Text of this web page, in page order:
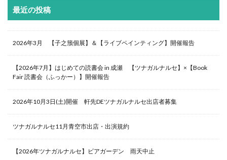
最近の投稿
2026年3月 【子之籏個展】＆【ライブペインティング】開催報告
【2026年7月】はじめての読書会 in 成瀬 【ツナガルナルセ】×【Book
Fair 読書会（ふっかー）】開催報告
2026年10月3日(土)開催 軒先DEツナガルナルセ出店者募集
ツナガルナルセ11月青空市出店・出演規約
【2026年ツナガルナルセ】ビアガーデン 雨天中止